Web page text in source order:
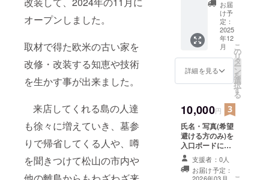
オープンしました。
取材で得た欧米の古い家を
改修・改装する知恵や技術
を生かす事が出来ました。
来店してくれる島の人達
も徐々に増えていき、墓参
りで帰省してくる人や、噂
を聞きつけて松山の市内や
ドに掲
示しま
・
掲載期
間：
2026年
3事業が
る限り
掲
載
・
掲載方
法：プ
レート
お届
け予
定：
2025
年12
月
詳細を見る
こ
の
リ
タ
ー
ン
を
選
択
す
る
10,000円
氏名・写真(希望
避ける方のみ)を
入口ボードに掲
示します
・掲
載期間：2026年
支援者：0人
お届け予定：